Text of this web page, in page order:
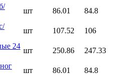
шт 86.01
84.8
шт 107.52
106
24
шт 250.86
247.33
шт 86.01
84.8